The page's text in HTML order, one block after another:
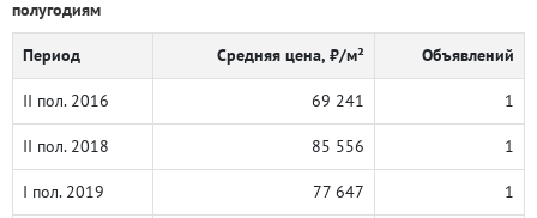
полугодиям
Период Средняя цена, ₽/м² Объявлений
II пол. 2016 69 241 1
II пол. 2018 85 556 1
I пол. 2019 77 647 1